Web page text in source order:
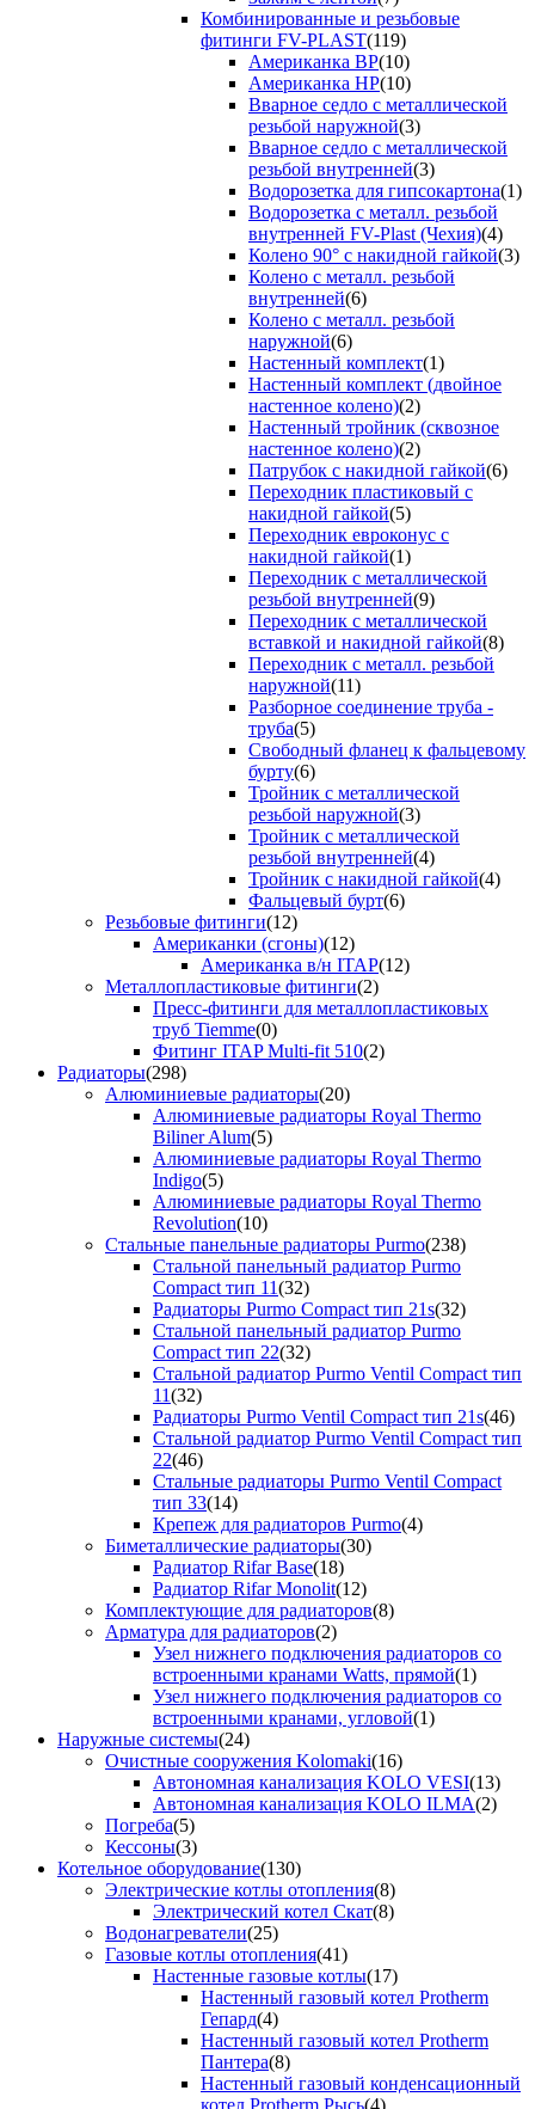
Комбинированные и резьбовые
фитинги FV-PLAST(119)
Американка ВР(10)
Американка НР(10)
Вварное седло с металлической
резьбой наружной(3)
Вварное седло с металлической
резьбой внутренней(3)
Водорозетка для гипсокартона(1)
Водорозетка с металл. резьбой
внутренней FV-Plast (Чехия)(4)
Колено 90° с накидной гайкой(3)
Колено с металл. резьбой
внутренней(6)
Колено с металл. резьбой
наружной(6)
Настенный комплект(1)
Настенный комплект (двойное
настенное колено)(2)
Настенный тройник (сквозное
настенное колено)(2)
Патрубок с накидной гайкой(6)
Переходник пластиковый с
накидной гайкой(5)
Переходник евроконус с
накидной гайкой(1)
Переходник с металлической
резьбой внутренней(9)
Переходник с металлической
вставкой и накидной гайкой(8)
Переходник с металл. резьбой
наружной(11)
Разборное соединение труба -
труба(5)
Свободный фланец к фальцевому
бурту(6)
Тройник с металлической
резьбой наружной(3)
Тройник с металлической
резьбой внутренней(4)
Тройник с накидной гайкой(4)
Фальцевый бурт(6)
Резьбовые фитинги(12)
Американки (сгоны)(12)
Американка в/н ITAP(12)
Металлопластиковые фитинги(2)
Пресс-фитинги для металлопластиковых
труб Tiemme(0)
Фитинг ITAP Multi-fit 510(2)
Радиаторы(298)
Алюминиевые радиаторы(20)
Алюминиевые радиаторы Royal Thermo
Biliner Alum(5)
Алюминиевые радиаторы Royal Thermo
Indigo(5)
Алюминиевые радиаторы Royal Thermo
Revolution(10)
Стальные панельные радиаторы Purmo(238)
Стальной панельный радиатор Purmo
Compact тип 11(32)
Радиаторы Purmo Compact тип 21s(32)
Стальной панельный радиатор Purmo
Compact тип 22(32)
Стальной радиатор Purmo Ventil Compact тип
11(32)
Радиаторы Purmo Ventil Compact тип 21s(46)
Стальной радиатор Purmo Ventil Compact тип
22(46)
Стальные радиаторы Purmo Ventil Compact
тип 33(14)
Крепеж для радиаторов Purmo(4)
Биметаллические радиаторы(30)
Радиатор Rifar Base(18)
Радиатор Rifar Monolit(12)
Комплектующие для радиаторов(8)
Арматура для радиаторов(2)
Узел нижнего подключения радиаторов со
встроенными кранами Watts, прямой(1)
Узел нижнего подключения радиаторов со
встроенными кранами, угловой(1)
Наружные системы(24)
Очистные сооружения Kolomaki(16)
Автономная канализация KOLO VESI(13)
Автономная канализация KOLO ILMA(2)
Погреба(5)
Кессоны(3)
Котельное оборудование(130)
Электрические котлы отопления(8)
Электрический котел Скат(8)
Водонагреватели(25)
Газовые котлы отопления(41)
Настенные газовые котлы(17)
Настенный газовый котел Protherm
Гепард(4)
Настенный газовый котел Protherm
Пантера(8)
Настенный газовый конденсационный
котел Protherm Рысь(4)